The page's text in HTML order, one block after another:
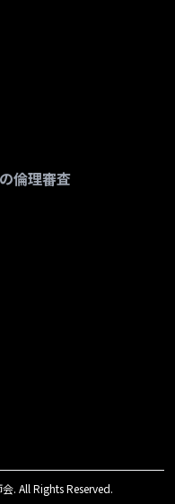
倫理審査
. All Rights Reserved.